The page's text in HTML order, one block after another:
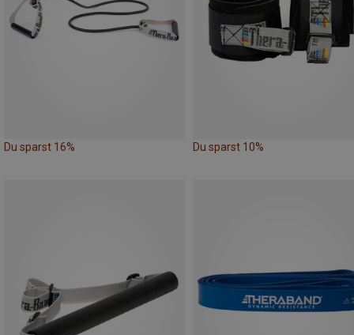
Du sparst 16% Du sparst 10%